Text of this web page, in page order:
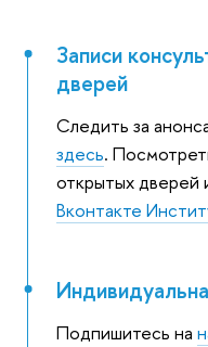
Записи
дверей
Следить за
здесь.
открытых дверей
Вконтакте
Подпишитесь на